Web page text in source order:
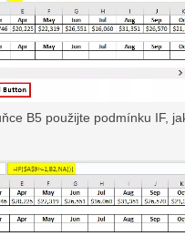
B5 použijte podmínku IF,